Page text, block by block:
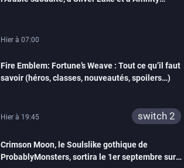
Hier à 07:00
Fire Emblem: Fortune’s Weave : Tout ce qu’il faut
savoir (héros, classes, nouveautés, spoilers…)
Hier à 19:45 switch 2
Crimson Moon, le Soulslike gothique de
ProbablyMonsters, sortira le 1er septembre sur